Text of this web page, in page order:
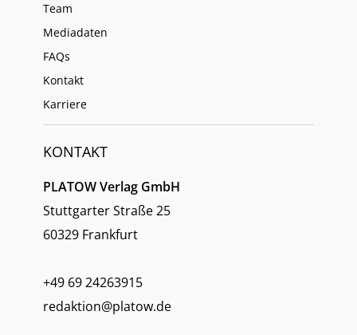
Team
Mediadaten
FAQs
Kontakt
Karriere
KONTAKT
PLATOW Verlag GmbH
Stuttgarter Straße 25
60329 Frankfurt
+49 69 24263915
redaktion@platow.de